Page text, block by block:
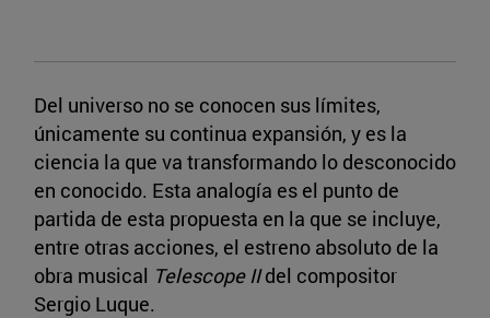
Del universo no se conocen sus límites,
únicamente su continua expansión, y es la
ciencia la que va transformando lo desconocido
en conocido. Esta analogía es el punto de
partida de esta propuesta en la que se incluye,
entre otras acciones, el estreno absoluto de la
obra musical Telescope IIdel compositor
Sergio Luque.